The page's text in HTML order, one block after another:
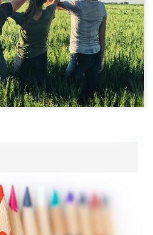
© Melissa Askew on unsplash.com